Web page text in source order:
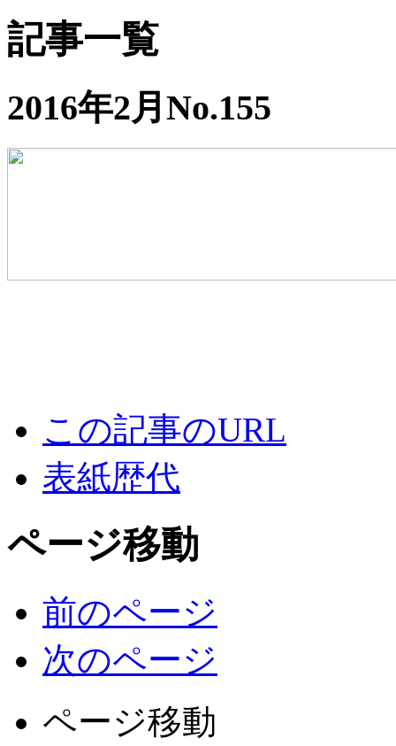
記事一覧
2016年2月No.155
この記事のURL
表紙歴代
ページ移動
前のページ
次のページ
ページ移動